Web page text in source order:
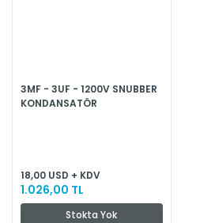
3MF - 3UF - 1200V SNUBBER
KONDANSATÖR
18,00 USD + KDV
1.026,00 TL
Stokta Yok